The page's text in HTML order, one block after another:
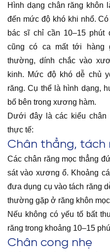
Hình dạng chân răng khôn
đến mức độ khó khi nhổ.
bác sĩ chỉ cần 10–15 phút
cũng có ca mất tới hàng
thường, dính chắc vào
kinh. Mức độ khó dễ chủ
răng. Cụ thể là hình dạng,
bố bên trong xương hàm.
Dưới đây là các kiểu chân
thực tế:
Chân thẳng, tách
Các chân răng mọc thẳng
sát vào xương ổ. Khoảng
đưa dụng cụ vào tách răng
thường gặp ở răng khôn
Nếu không có yếu tố bất
răng trong khoảng 10–15
Chân cong nhẹ